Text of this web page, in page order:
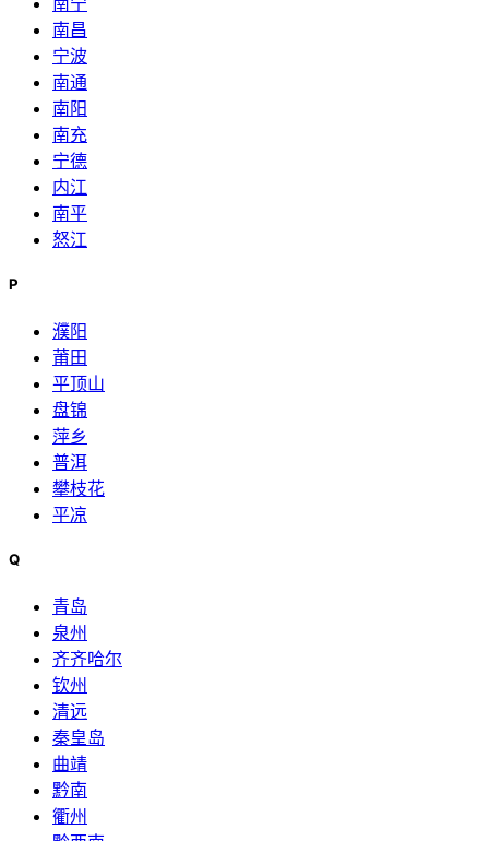
南昌
宁波
南通
南阳
南充
宁德
内江
南平
怒江
P
濮阳
莆田
平顶山
盘锦
萍乡
普洱
攀枝花
平凉
Q
青岛
泉州
齐齐哈尔
钦州
清远
秦皇岛
曲靖
黔南
衢州